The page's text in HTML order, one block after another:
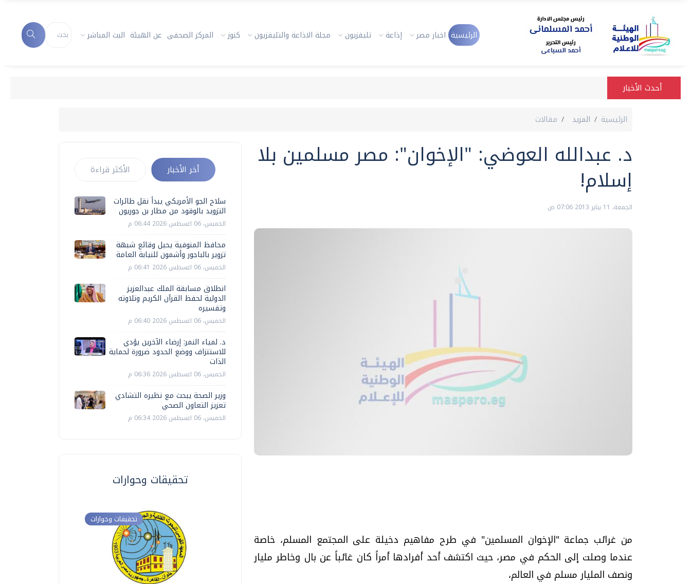
الرئيسية اخبار مصر إذاعة تليفزيون مجلة الاذاعة والتليفزيون كنوز المركز الصحفى عن الهيئة البث المباشر
أحدث الأخبار
الرئيسية المزيد مقالات
د. عبدالله العوضي: "الإخوان": مصر مسلمين بلا
إسلام!
الجمعة، 11 يناير 2013 07:06 ص
من غرائب جماعة "الإخوان المسلمين" في طرح مفاهيم دخيلة على المجتمع المسلم، خاصة
عندما وصلت إلى الحكم في مصر، حيث اكتشف أحد أفرادها أمراً كان غائباً عن بال وخاطر مليار
ونصف المليار مسلم في العالم،
أخر الأخبار الأكثر قراءة
سلاح الجو الأمريكي يبدأ نقل طائرات
التزويد بالوقود من مطار بن جوريون
الخميس، 06 اغسطس 2026 06:44 م
محافظ المنوفية يحيل وقائع شبهة
تزوير بالباجور وأشمون للنيابة العامة
الخميس، 06 اغسطس 2026 06:41 م
انطلاق مسابقة الملك عبدالعزيز
الدولية لحفظ القرآن الكريم وتلاوته
وتفسيره
الخميس، 06 اغسطس 2026 06:40 م
د. لمياء النمر: إرضاء الآخرين يؤدي
للاستنزاف ووضع الحدود ضرورة لحماية
الذات
الخميس، 06 اغسطس 2026 06:36 م
وزير الصحة يبحث مع نظيره التشادي
تعزيز التعاون الصحي
الخميس، 06 اغسطس 2026 06:34 م
تحقيقات وحوارات
تحقيقات وحوارات